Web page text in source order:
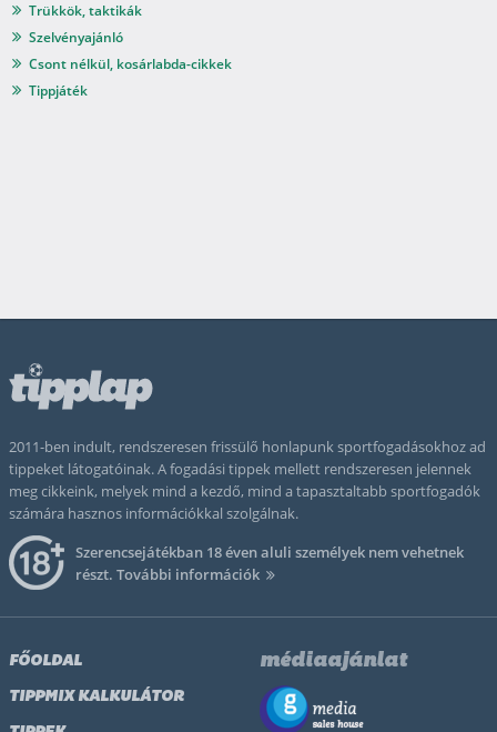
Trükkök, taktikák
Szelvényajánló
Csont nélkül, kosárlabda-cikkek
Tippjáték
2011-ben indult, rendszeresen frissülő honlapunk sportfogadásokhoz ad
tippeket látogatóinak. A fogadási tippek mellett rendszeresen jelennek
meg cikkeink, melyek mind a kezdő, mind a tapasztaltabb sportfogadók
számára hasznos információkkal szolgálnak.
Szerencsejátékban 18 éven aluli személyek nem vehetnek
részt. További információk
FŐOLDAL
TIPPMIX KALKULÁTOR
médiaajánlat